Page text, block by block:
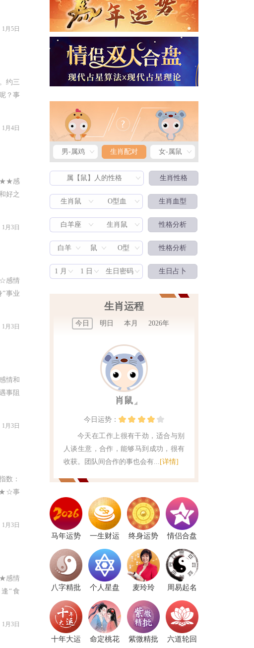
1月5日
约三
？事
1月4日
感
好之
1月3日
感情
事业
1月3日
情和
事阻
1月3日
数：
事
1月3日
感情
“食
1月3日
生肖配对
男-属鸡 生肖配对 女-属鼠
属【鼠】人的性格 生肖性格
生肖鼠 O型血 生肖血型
白羊座 生肖鼠 性格分析
白羊 鼠 O型 性格分析
1 月 1 日 生日密码 生日占卜
生肖运程
今日 明日 本月 2026年
肖鼠
今日 运势：
今天在工作上很有干劲，适合与别
人谈生意，合作，能够马到成功，很有
收获。团队间合作的事也会有... [详情]
马年运势 一生财运 终身运势 情侣合盘
八字精批 个人星盘 麦玲玲 周易起名
十年大运 命定桃花 紫微精批 六道轮回